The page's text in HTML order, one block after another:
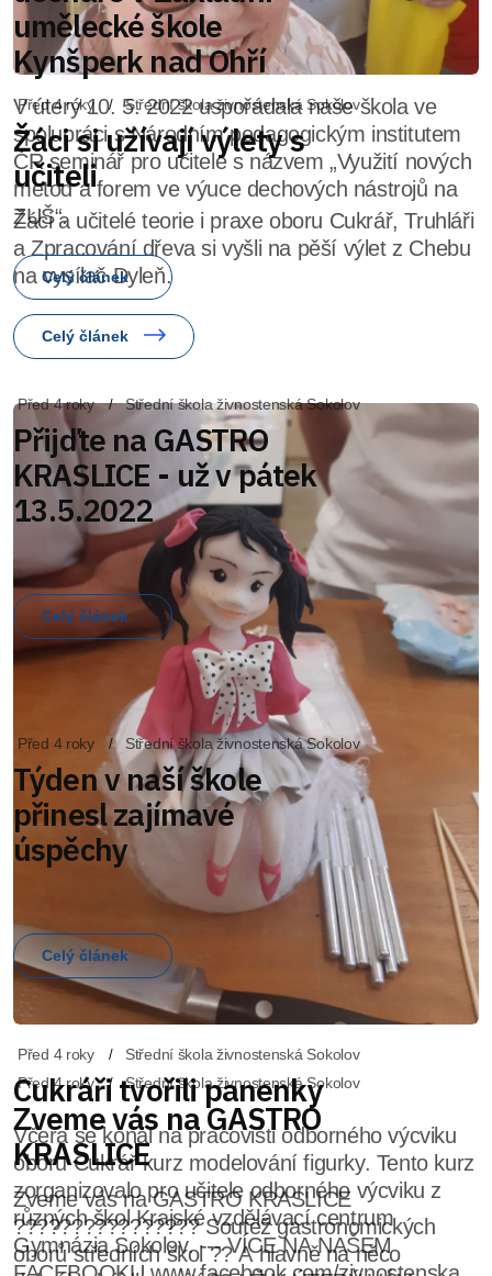
Před 4 roky Střední škola živnostenská Sokolov
Žáci si užívají výlety s
učiteli
Žáci a učitelé teorie i praxe oboru Cukrář, Truhláři
a Zpracování dřeva si vyšli na pěší výlet z Chebu
na vysílač Dyleň.
Celý článek
Před 4 roky Střední škola živnostenská Sokolov
Cukráři tvořili panenky
Včera se konal na pracovišti odborného výcviku
oboru Cukrář kurz modelování figurky. Tento kurz
zorganizovalo pro učitele odborného výcviku z
různých škol Krajské vzdělávací centrum
Gymnázia Sokolov. --- VÍCE NA NAŠEM